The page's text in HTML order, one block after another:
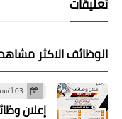
الوظائف الاكثر
03 أغسطس 2026